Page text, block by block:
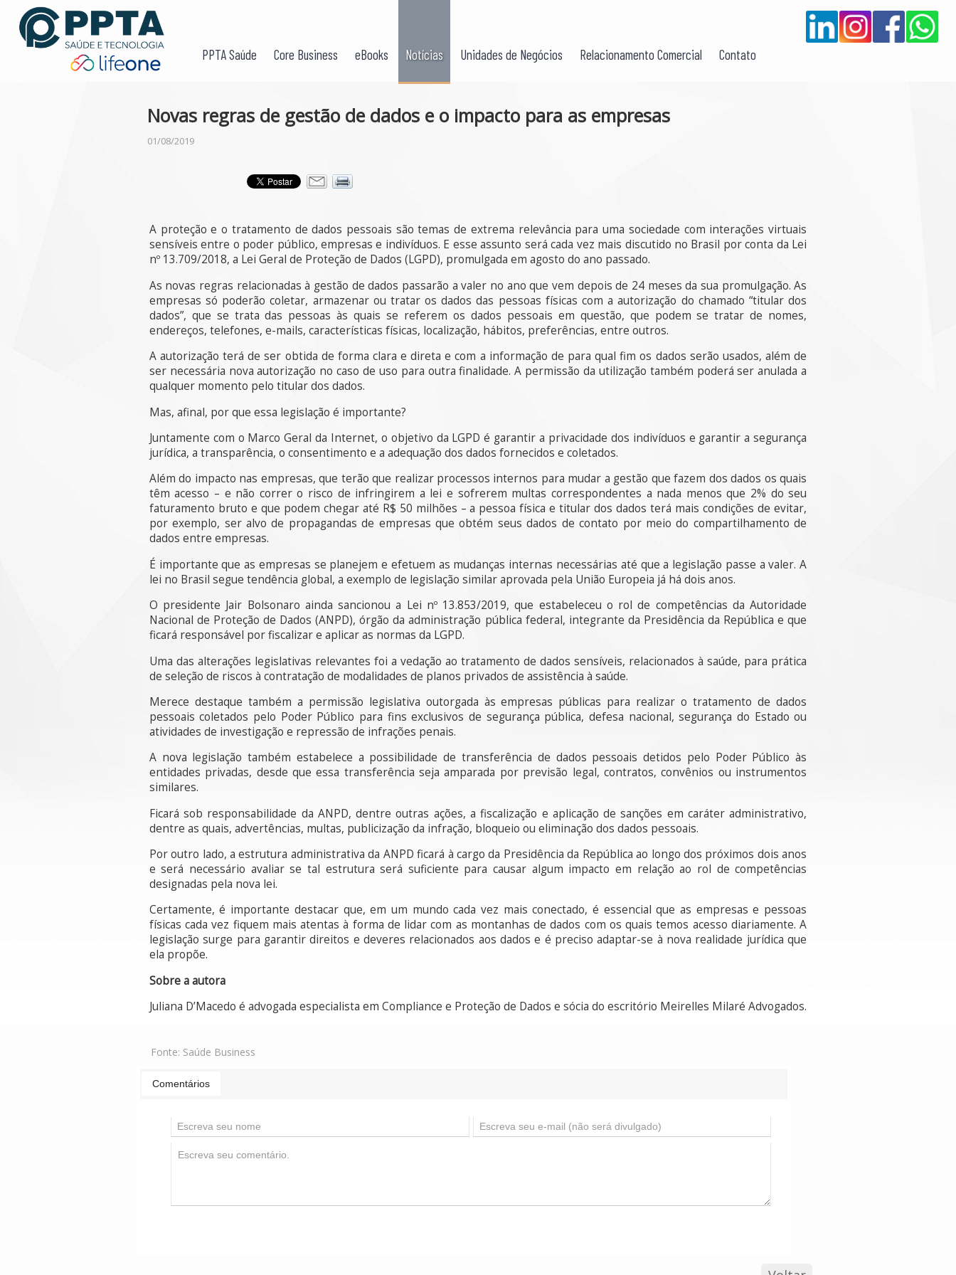
PPTA Saúde Core Business eBooks Notícias Unidades de Negócios Relacionamento Comercial Contato
Novas regras de gestão de dados e o impacto para as empresas
01/08/2019
A proteção e o tratamento de dados pessoais são temas de extrema relevância para uma sociedade com interações virtuais
sensíveis entre o poder público, empresas e indivíduos. E esse assunto será cada vez mais discutido no Brasil por conta da Lei
nº 13.709/2018, a Lei Geral de Proteção de Dados (LGPD), promulgada em agosto do ano passado.
As novas regras relacionadas à gestão de dados passarão a valer no ano que vem depois de 24 meses da sua promulgação. As
empresas só poderão coletar, armazenar ou tratar os dados das pessoas físicas com a autorização do chamado “titular dos
dados”, que se trata das pessoas às quais se referem os dados pessoais em questão, que podem se tratar de nomes,
endereços, telefones, e-mails, características físicas, localização, hábitos, preferências, entre outros.
A autorização terá de ser obtida de forma clara e direta e com a informação de para qual fim os dados serão usados, além de
ser necessária nova autorização no caso de uso para outra finalidade. A permissão da utilização também poderá ser anulada a
qualquer momento pelo titular dos dados.
Mas, afinal, por que essa legislação é importante?
Juntamente com o Marco Geral da Internet, o objetivo da LGPD é garantir a privacidade dos indivíduos e garantir a segurança
jurídica, a transparência, o consentimento e a adequação dos dados fornecidos e coletados.
Além do impacto nas empresas, que terão que realizar processos internos para mudar a gestão que fazem dos dados os quais
têm acesso – e não correr o risco de infringirem a lei e sofrerem multas correspondentes a nada menos que 2% do seu
faturamento bruto e que podem chegar até R$ 50 milhões – a pessoa física e titular dos dados terá mais condições de evitar,
por exemplo, ser alvo de propagandas de empresas que obtém seus dados de contato por meio do compartilhamento de
dados entre empresas.
É importante que as empresas se planejem e efetuem as mudanças internas necessárias até que a legislação passe a valer. A
lei no Brasil segue tendência global, a exemplo de legislação similar aprovada pela União Europeia já há dois anos.
O presidente Jair Bolsonaro ainda sancionou a Lei nº 13.853/2019, que estabeleceu o rol de competências da Autoridade
Nacional de Proteção de Dados (ANPD), órgão da administração pública federal, integrante da Presidência da República e que
ficará responsável por fiscalizar e aplicar as normas da LGPD.
Uma das alterações legislativas relevantes foi a vedação ao tratamento de dados sensíveis, relacionados à saúde, para prática
de seleção de riscos à contratação de modalidades de planos privados de assistência à saúde.
Merece destaque também a permissão legislativa outorgada às empresas públicas para realizar o tratamento de dados
pessoais coletados pelo Poder Público para fins exclusivos de segurança pública, defesa nacional, segurança do Estado ou
atividades de investigação e repressão de infrações penais.
A nova legislação também estabelece a possibilidade de transferência de dados pessoais detidos pelo Poder Público às
entidades privadas, desde que essa transferência seja amparada por previsão legal, contratos, convênios ou instrumentos
similares.
Ficará sob responsabilidade da ANPD, dentre outras ações, a fiscalização e aplicação de sanções em caráter administrativo,
dentre as quais, advertências, multas, publicização da infração, bloqueio ou eliminação dos dados pessoais.
Por outro lado, a estrutura administrativa da ANPD ficará à cargo da Presidência da República ao longo dos próximos dois anos
e será necessário avaliar se tal estrutura será suficiente para causar algum impacto em relação ao rol de competências
designadas pela nova lei.
Certamente, é importante destacar que, em um mundo cada vez mais conectado, é essencial que as empresas e pessoas
físicas cada vez fiquem mais atentas à forma de lidar com as montanhas de dados com os quais temos acesso diariamente. A
legislação surge para garantir direitos e deveres relacionados aos dados e é preciso adaptar-se à nova realidade jurídica que
ela propõe.
Sobre a autora
Juliana D’Macedo é advogada especialista em Compliance e Proteção de Dados e sócia do escritório Meirelles Milaré Advogados.
Fonte: Saúde Business
Comentários